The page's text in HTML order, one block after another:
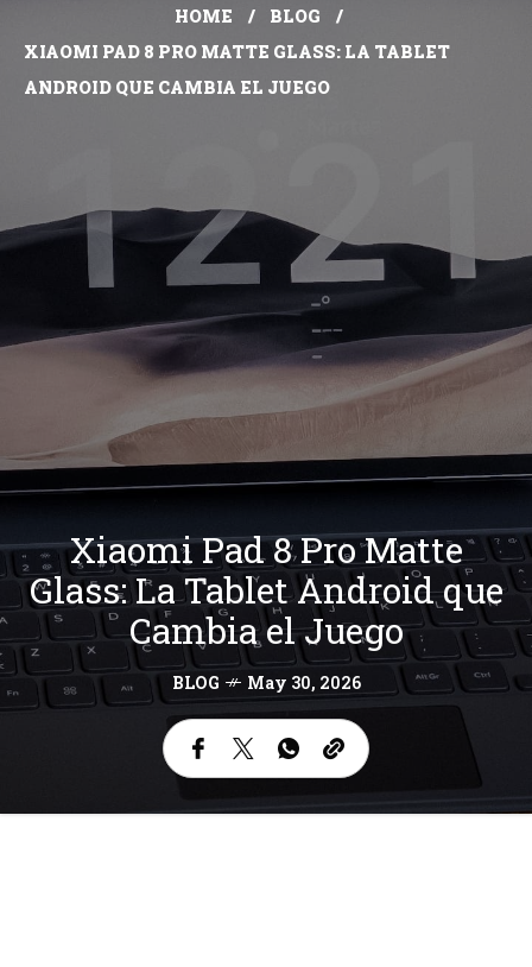
HOME
BLOG
XIAOMI PAD 8 PRO MATTE GLASS: LA TABLET
ANDROID QUE CAMBIA EL JUEGO
Xiaomi Pad 8 Pro Matte
Glass: La Tablet Android que
Cambia el Juego
BLOG May 30, 2026